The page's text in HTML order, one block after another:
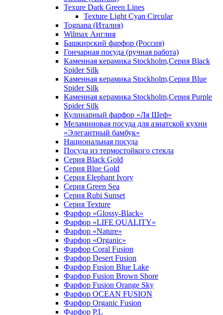
Texure Dark Green Lines
Texture Light Cyan Circular
Tognana (Италия)
Wilmax Англия
Башкирский фарфор (Россия)
Гончарная посуда (ручная работа)
Каменная керамика Stockholm,Серия Black
Spider Silk
Каменная керамика Stockholm,Серия Blue
Spider Silk
Каменная керамика Stockholm,Серия Purple
Spider Silk
Кулинарный фарфор «Ля Шеф»
Меламиновая посуда для азиатской кухни
«Элегантный бамбук»
Национальная посуда
Посуда из термостойкого стекла
Серия Black Gold
Серия Blue Gold
Серия Elephant Ivory
Серия Green Sea
Серия Rubi Sunset
Серия Texture
Фарфор «Glossy-Black»
Фарфор «LIFE QUALITY»
Фарфор «Nature»
Фарфор «Organic»
Фарфор Coral Fusion
Фарфор Desert Fusion
Фарфор Fusion Blue Lake
Фарфор Fusion Brown Shore
Фарфор Fusion Orange Sky
Фарфор OCEAN FUSION
Фарфор Organic Fusion
Фарфор P.L